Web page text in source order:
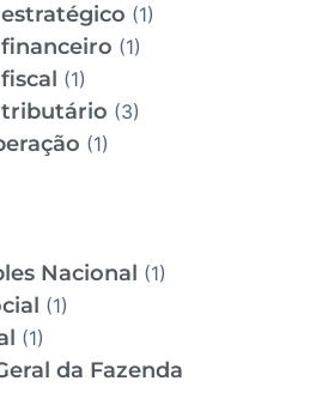
(1)
(1)
(1)
(3)
(1)
Nacional (1)
(1)
(1)
da Fazenda